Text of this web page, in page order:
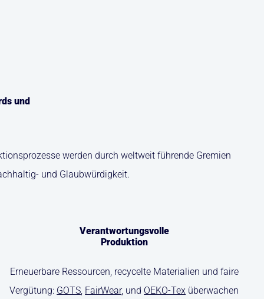
und
werden durch weltweit führende Gremien
und Glaubwürdigkeit.
Verantwortungsvolle
Produktion
Erneuerbare Ressourcen, recycelte Materialien und faire
Vergütung: GOTS, FairWear, und OEKO-Tex überwachen